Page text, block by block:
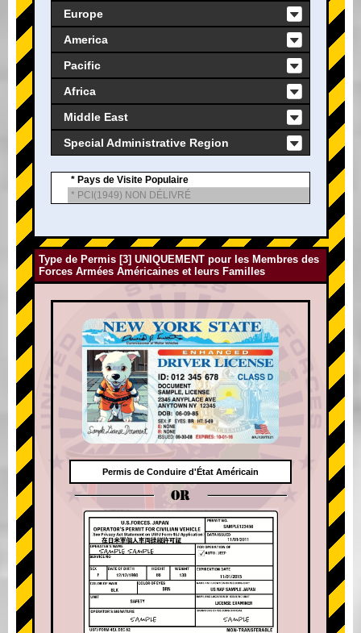
Europe
America
Pacific
Africa
Middle East
Special Administrative Region
* Pays de Visite Populaire
* PCI(1949) NON DÉLIVRÉ
Type de Permis [3] UNIQUEMENT pour les Membres des
Forces Armées Américaines et leurs Familles
Permis de Conduire d'État Américain
OR